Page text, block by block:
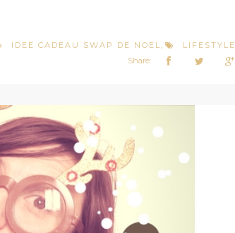
IDEE CADEAU SWAP DE NOEL LIFESTYLE
Share: